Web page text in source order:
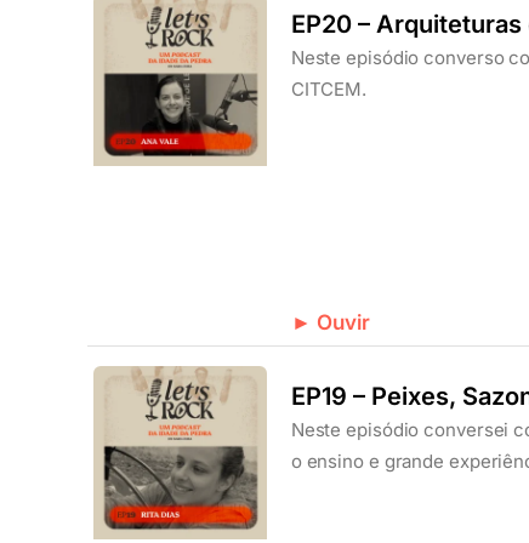
EP20 –
Neste episódio converso
CITCEM.
► Ouvir
EP19 – Peixes,
Neste episódio conversei
o ensino e grande